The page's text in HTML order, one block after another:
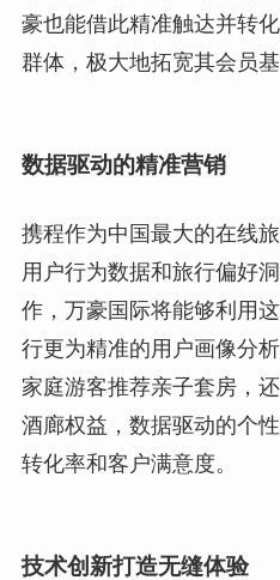
豪也能借此精准触达并转
群体，极大地拓宽其会员基
数据驱动的精准营销
携程作为中国最大的在线
用户行为数据和旅行偏好
作，万豪国际将能够利用
行更为精准的用户画像分
家庭游客推荐亲子套房，
酒廊权益，数据驱动的个
转化率和客户满意度。
技术创新打造无缝体验